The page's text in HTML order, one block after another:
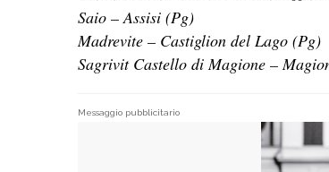
Saio – Assisi (Pg)
Madrevite – Castiglion del Lago (Pg)
Sagrivit Castello di Magione –
Messaggio pubblicitario